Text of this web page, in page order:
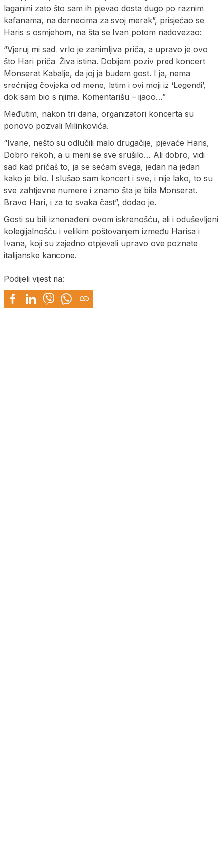
laganini zato što sam ih pjevao dosta dugo po raznim
kafanama, na dernecima za svoj merak”, prisjećao se
Haris s osmjehom, na šta se Ivan potom nadovezao:
“Vjeruj mi sad, vrlo je zanimljiva priča, a upravo je ovo
što Hari priča. Živa istina. Dobijem poziv pred koncert
Monserat Kabalje, da joj ja budem gost. I ja, nema
srećnijeg čovjeka od mene, letim i ovi moji iz ‘Legendi’,
dok sam bio s njima. Komentarišu – ijaoo…”
Međutim, nakon tri dana, organizatori koncerta su
ponovo pozvali Milinkovića.
“Ivane, nešto su odlučili malo drugačije, pjevaće Haris,
Dobro rekoh, a u meni se sve srušilo… Ali dobro, vidi
sad kad pričaš to, ja se sećam svega, jedan na jedan
kako je bilo. I slušao sam koncert i sve, i nije lako, to su
sve zahtjevne numere i znamo šta je bila Monserat.
Bravo Hari, i za to svaka čast”, dodao je.
Gosti su bili iznenađeni ovom iskrenošću, ali i oduševljeni
kolegijalnošću i velikim poštovanjem između Harisa i
Ivana, koji su zajedno otpjevali upravo ove poznate
italijanske kancone.
Podijeli vijest na: